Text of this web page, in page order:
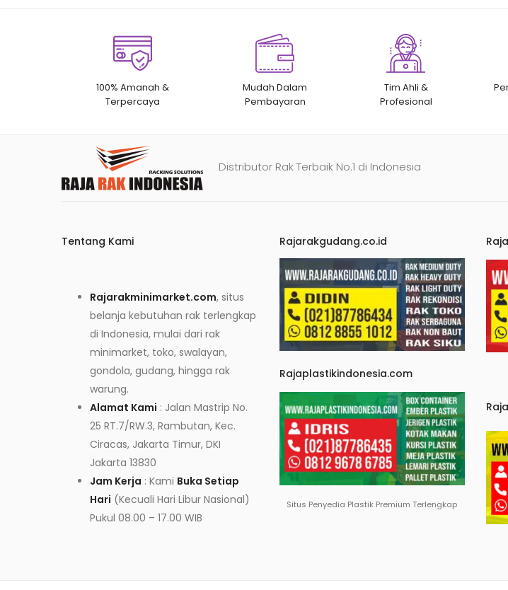
100% Amanah &
Terpercaya
Mudah Dalam
Pembayaran
Tim Ahli &
Profesional
Distributor Rak Terbaik No.1 di Indonesia
Tentang Kami
Rajarakminimarket.com, situs
belanja kebutuhan rak terlengkap
di Indonesia, mulai dari rak
minimarket, toko, swalayan,
gondola, gudang, hingga rak
warung.
Alamat Kami : Jalan Mastrip No.
25 RT.7/RW.3, Rambutan, Kec.
Ciracas, Jakarta Timur, DKI
Jakarta 13830
Jam Kerja : Kami Buka Setiap
Hari (Kecuali Hari Libur Nasional)
Pukul 08.00 – 17.00 WIB
Rajarakgudang.co.id
Rajaplastikindonesia.com
Situs Penyedia Plastik Premium Terlengkap